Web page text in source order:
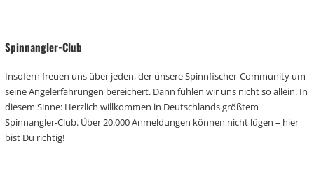
Spinnangler-Club
Insofern freuen uns über jeden, der unsere Spinnfischer-Community um
seine Angelerfahrungen bereichert. Dann fühlen wir uns nicht so allein. In
diesem Sinne: Herzlich willkommen in Deutschlands größtem
Spinnangler-Club. Über 20.000 Anmeldungen können nicht lügen – hier
bist Du richtig!